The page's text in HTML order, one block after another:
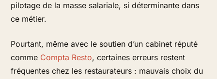
pilotage de la masse salariale, si déterminante dans
ce métier.
Pourtant, même avec le soutien d’un cabinet réputé
comme Compta Resto, certaines erreurs restent
fréquentes chez les restaurateurs : mauvais choix du